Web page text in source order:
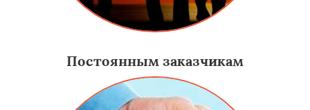
Постоянным заказчикам